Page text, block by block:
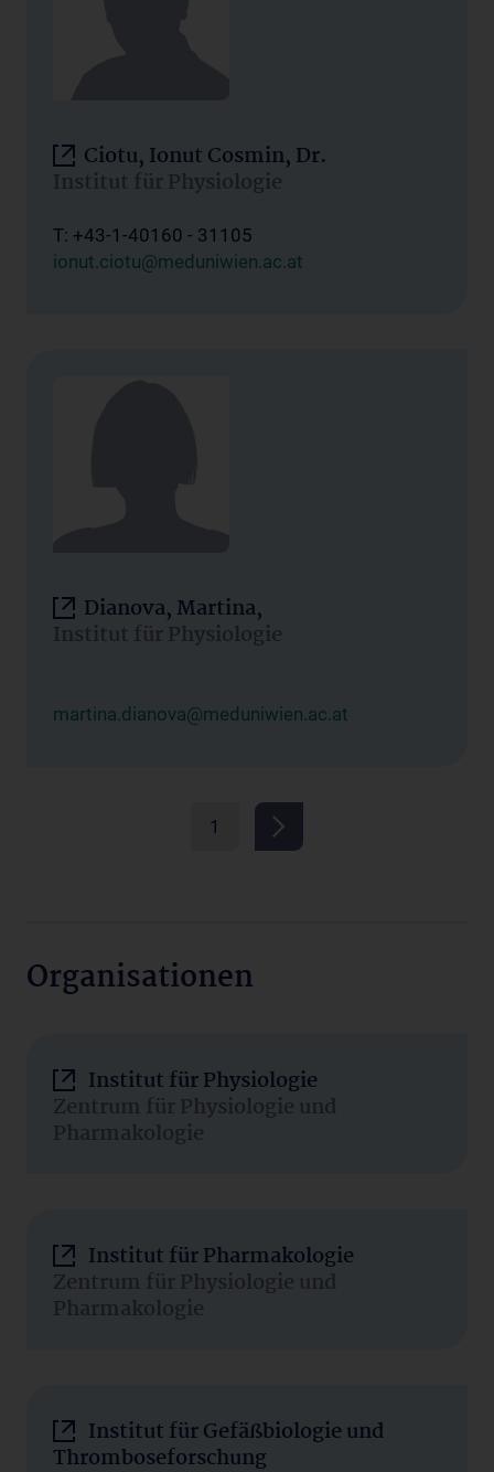
Ciotu, Ionut Cosmin, Dr.
Institut für Physiologie
T: +43-1-40160 - 31105
ionut.ciotu@meduniwien.ac.at
Dianova, Martina,
Institut für Physiologie
martina.dianova@meduniwien.ac.at
1
Organisationen
Institut für Physiologie
Zentrum für Physiologie und
Pharmakologie
Institut für Pharmakologie
Zentrum für Physiologie und
Pharmakologie
Institut für Gefäßbiologie und
Thromboseforschung